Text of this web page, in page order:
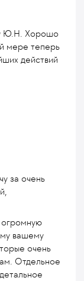
Ю.Н. Хорошо
мере теперь
действий
за очень
огромную
вашему
очень
Отдельное